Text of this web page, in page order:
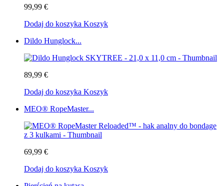
99,99 €
Dodaj do koszyka Koszyk
Dildo Hunglock...
89,99 €
Dodaj do koszyka Koszyk
MEO® RopeMaster...
69,99 €
Dodaj do koszyka Koszyk